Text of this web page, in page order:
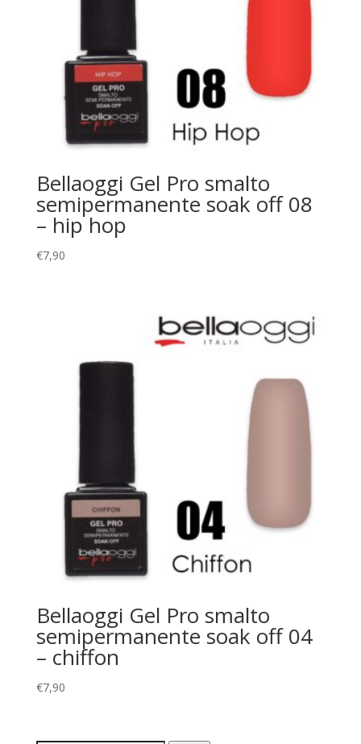
Bellaoggi Gel Pro smalto
semipermanente soak off 08
– hip hop
€7,90
Bellaoggi Gel Pro smalto
semipermanente soak off 04
– chiffon
€7,90